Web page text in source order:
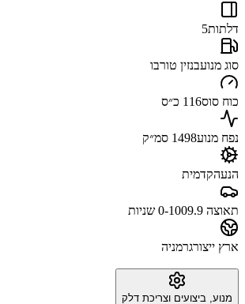
דלתות5
סוג מנועבנזין טורבו
כוח סוס116 כ״ס
נפח מנוע1498 סמ״ק
הנעהקדמית
תאוצה 0-100 9.9 שניות
ארץ ייצורגרמניה
מנוע, ביצועים וצריכת דלק